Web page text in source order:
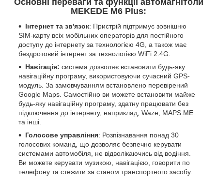
MEKEDE M6 Plus:
Інтернет та зв'язок: Пристрій підтримує зовнішню
SIM-карту всіх мобільних операторів для постійного
доступу до інтернету за технологією 4G, а також має
бездротовий інтернет за технологією WiFi 2.4G.
Навігація: система дозволяє встановити будь-яку
навігаційну програму, використовуючи сучасний GPS-
модуль. За замовчуванням встановлено перевірений
Google Maps. Самостійно ви можете встановити майже
будь-яку навігаційну програму, здатну працювати без
підключення до інтернету, наприклад, Waze, MAPS.ME
та інші.
Голосове управління: Розпізнавання понад 30
голосових команд, що дозволяє безпечно керувати
системами автомобіля, не відволікаючись від водіння.
Ви можете керувати музикою, навігацією, говорити по
телефону та стежити за станом транспортного засобу.